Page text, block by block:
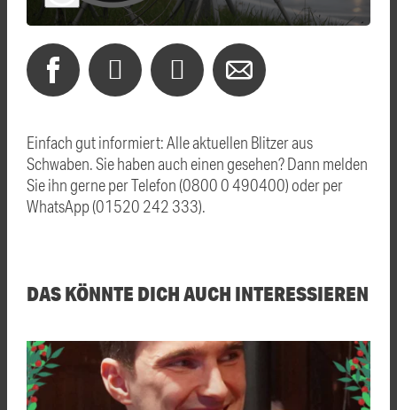
Einfach gut informiert: Alle aktuellen Blitzer aus
Schwaben. Sie haben auch einen gesehen? Dann melden
Sie ihn gerne per Telefon (0800 0 490400) oder per
WhatsApp (01520 242 333).
DAS KÖNNTE DICH AUCH INTERESSIEREN